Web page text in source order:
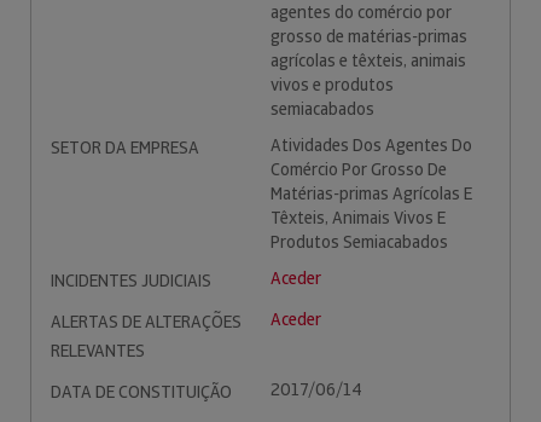
agentes do comércio por
grosso de matérias-primas
agrícolas e têxteis, animais
vivos e produtos
semiacabados
SETOR DA EMPRESA
Atividades Dos Agentes Do
Comércio Por Grosso De
Matérias-primas Agrícolas E
Têxteis, Animais Vivos E
Produtos Semiacabados
INCIDENTES JUDICIAIS
Aceder
ALERTAS DE ALTERAÇÕES
RELEVANTES
Aceder
DATA DE CONSTITUIÇÃO 2017/06/14